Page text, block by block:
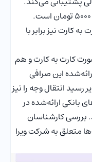
حداقل واریز ریالی در روش آنلاین برابر با 5000 تومان است.
کارت نیز برابر با
کارت به کارت و هم
این صرافی
انتقال وجه را نیز
بانکی ارائه‌شده در
کارشناسان
متعلق به شرکت ویرا